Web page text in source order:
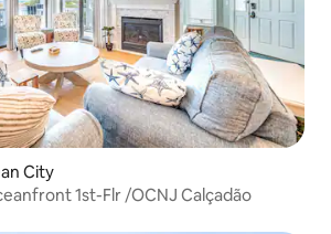
City
1st-Flr /OCNJ Calçadão